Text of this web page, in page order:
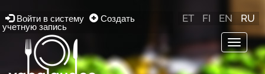
Toggle
Войти в систему
Создать
учетную запись
ET FI EN RU